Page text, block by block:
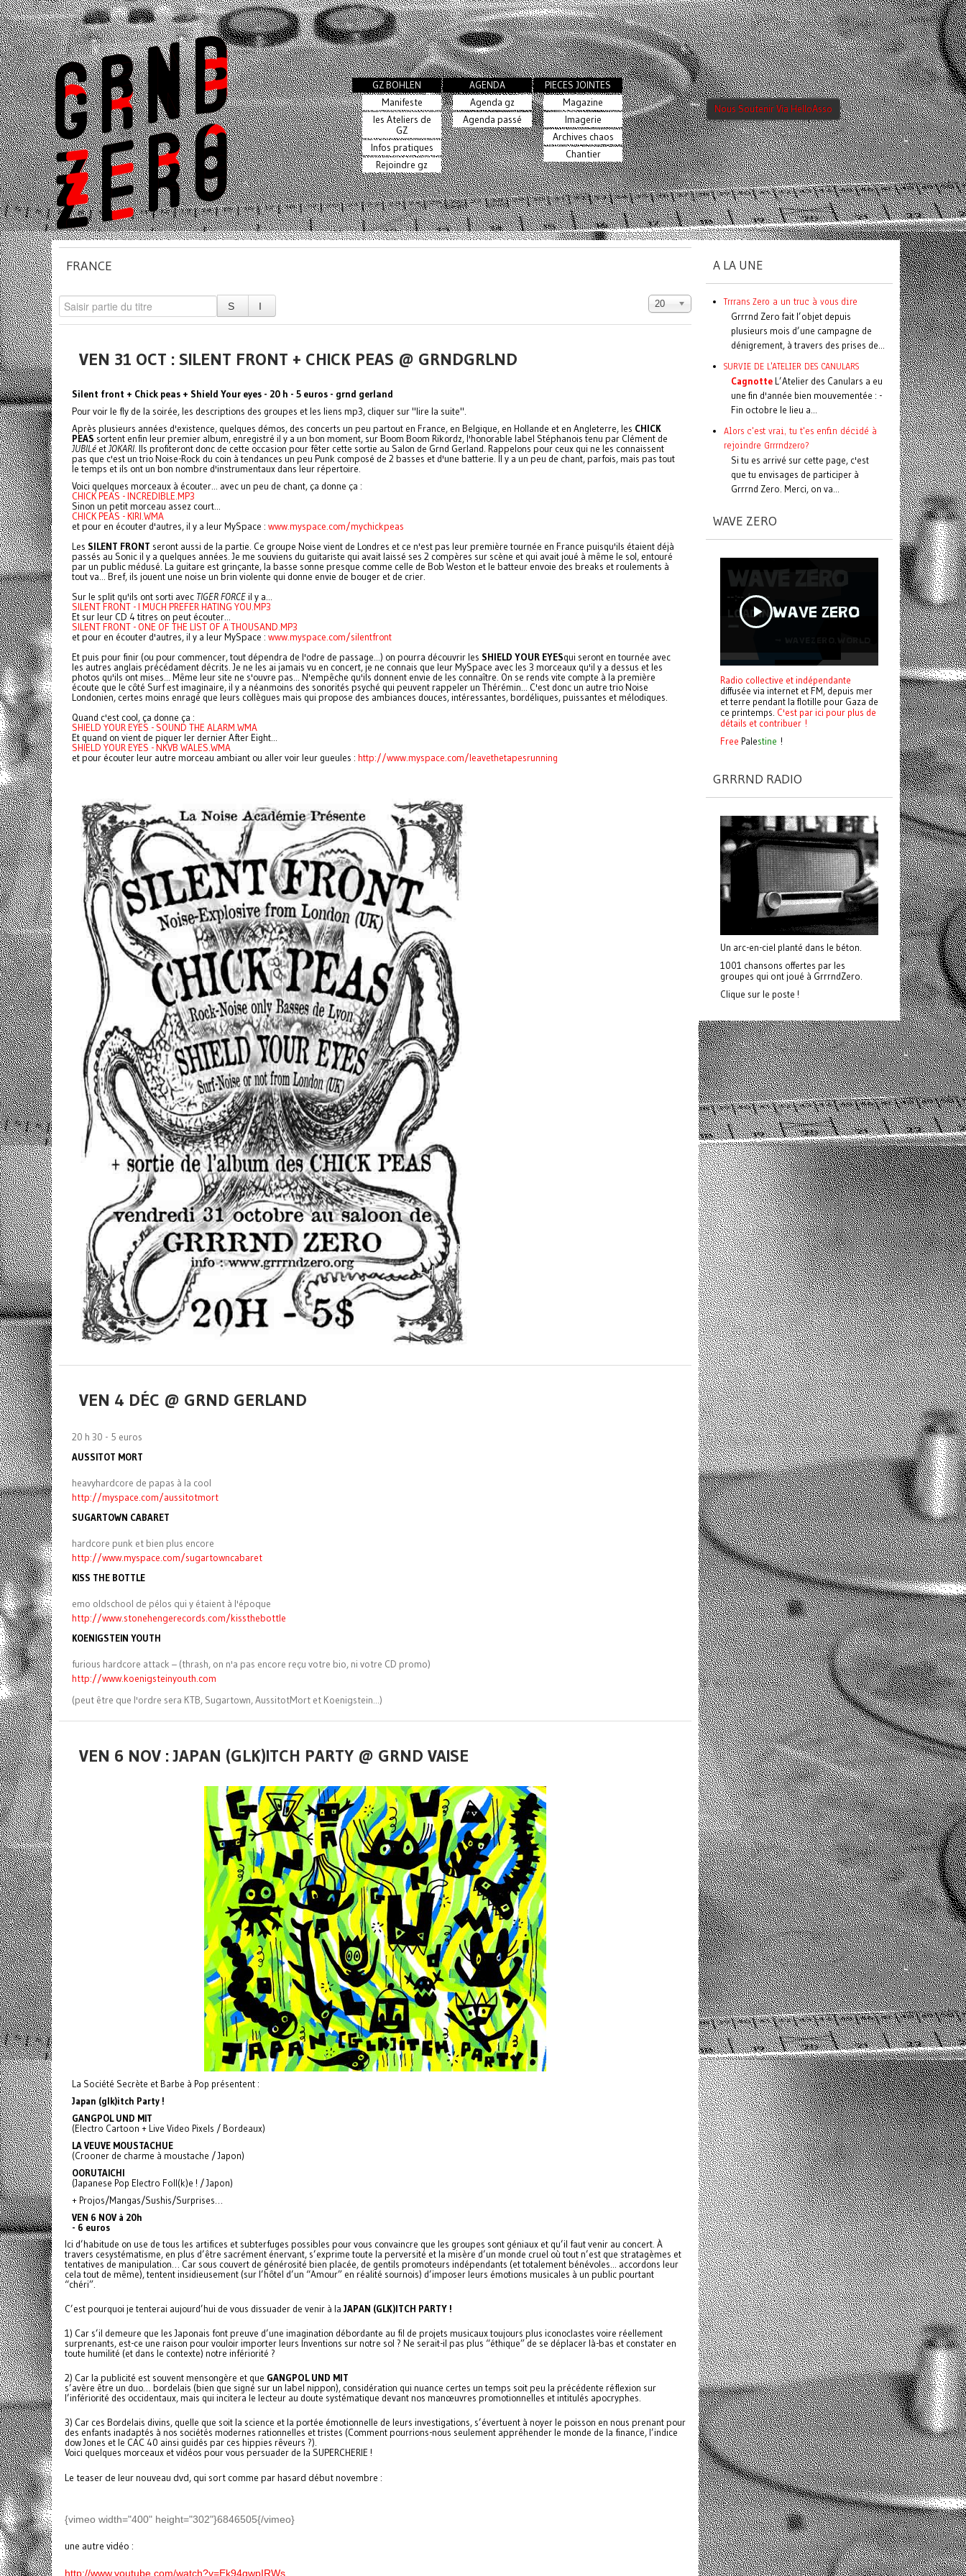
GZ BOHLEN
Manifeste
les Ateliers de
GZ
Infos pratiques
Rejoindre gz
AGENDA
Agenda gz
Agenda passé
PIECES JOINTES
Magazine
Imagerie
Archives chaos
Chantier
Nous Soutenir Via HelloAsso
FRANCE
20
VEN 31 OCT : SILENT FRONT + CHICK PEAS @ GRNDGRLND
Silent front + Chick peas + Shield Your eyes - 20 h - 5 euros - grnd gerland
Pour voir le fly de la soirée, les descriptions des groupes et les liens mp3, cliquer sur "lire la suite".
Après plusieurs années d'existence, quelques démos, des concerts un peu partout en France, en Belgique, en Hollande et en Angleterre, les CHICK
PEAS sortent enfin leur premier album, enregistré il y a un bon moment, sur Boom Boom Rikordz, l'honorable label Stéphanois tenu par Clément de
JUBILé etJOKARI. Ils profiteront donc de cette occasion pour fêter cette sortie au Salon de Grnd Gerland. Rappelons pour ceux qui ne les connaissent
pas que c'est un trio Noise-Rock du coin à tendances un peu Punk composé de 2 basses et d'une batterie. Il y a un peu de chant, parfois, mais pas tout
le temps et ils ont un bon nombre d'instrumentaux dans leur répertoire.
Voici quelques morceaux à écouter... avec un peu de chant, ça donne ça :
CHICK PEAS - INCREDIBLE.MP3
Sinon un petit morceau assez court...
CHICK PEAS - KIRI.WMA
et pour en écouter d'autres, il y a leur MySpace : www.myspace.com/mychickpeas
Les SILENT FRONT seront aussi de la partie. Ce groupe Noise vient de Londres et ce n'est pas leur première tournée en France puisqu'ils étaient déjà
passés au Sonic il y a quelques années. Je me souviens du guitariste qui avait laissé ses 2 compères sur scène et qui avait joué à même le sol, entouré
par un public médusé. La guitare est grinçante, la basse sonne presque comme celle de Bob Weston et le batteur envoie des breaks et roulements à
tout va... Bref, ils jouent une noise un brin violente qui donne envie de bouger et de crier.
Sur le split qu'ils ont sorti avec TIGER FORCEil y a...
SILENT FRONT - I MUCH PREFER HATING YOU.MP3
Et sur leur CD 4 titres on peut écouter...
SILENT FRONT - ONE OF THE LIST OF A THOUSAND.MP3
et pour en écouter d'autres, il y a leur MySpace : www.myspace.com/silentfront
Et puis pour finir (ou pour commencer, tout dépendra de l'odre de passage...) on pourra découvrir les SHIELD YOUR EYESqui seront en tournée avec
les autres anglais précédament décrits. Je ne les ai jamais vu en concert, je ne connais que leur MySpace avec les 3 morceaux qu'il y a dessus et les
photos qu'ils ont mises... Même leur site ne s'ouvre pas... N'empêche qu'ils donnent envie de les connaître. On se rends vite compte à la première
écoute que le côté Surf est imaginaire, il y a néanmoins des sonorités psyché qui peuvent rappeler un Thérémin... C'est donc un autre trio Noise
Londonien, certes moins enragé que leurs collègues mais qui propose des ambiances douces, intéressantes, bordéliques, puissantes et mélodiques.
Quand c'est cool, ça donne ça :
SHIELD YOUR EYES - SOUND THE ALARM.WMA
Et quand on vient de piquer ler dernier After Eight...
SHIELD YOUR EYES - NKVB WALES.WMA
et pour écouter leur autre morceau ambiant ou aller voir leur gueules : http://www.myspace.com/leavethetapesrunning
VEN 4 DÉC @ GRND GERLAND
20 h 30 - 5 euros
AUSSITOT MORT
heavyhardcore de papas à la cool
http://myspace.com/aussitotmort
SUGARTOWN CABARET
hardcore punk et bien plus encore
http://www.myspace.com/sugartowncabaret
KISS THE BOTTLE
emo oldschool de pélos qui y étaient à l'époque
http://www.stonehengerecords.com/kissthebottle
KOENIGSTEIN YOUTH
furious hardcore attack – (thrash, on n'a pas encore reçu votre bio, ni votre CD promo)
http://www.koenigsteinyouth.com
(peut être que l'ordre sera KTB, Sugartown, AussitotMort et Koenigstein...)
VEN 6 NOV : JAPAN (GLK)ITCH PARTY @ GRND VAISE
La Société Secrète et Barbe à Pop présentent :
Japan (glk)itch Party !
GANGPOL UND MIT
(Electro Cartoon + Live Video Pixels / Bordeaux)
LA VEUVE MOUSTACHUE
(Crooner de charme à moustache / Japon)
OORUTAICHI
(Japanese Pop Electro Foll(k)e ! / Japon)
+ Projos/Mangas/Sushis/Surprises…
VEN 6 NOV à 20h
- 6 euros
Ici d’habitude on use de tous les artifices et subterfuges possibles pour vous convaincre que les groupes sont géniaux et qu’il faut venir au concert. À
travers cesystématisme, en plus d’être sacrément énervant, s’exprime toute la perversité et la misère d’un monde cruel où tout n’est que stratagèmes et
tentatives de manipulation… Car sous couvert de générosité bien placée, de gentils promoteurs indépendants (et totalement bénévoles... accordons leur
cela tout de même), tentent insidieusement (sur l’hôtel d’un “Amour” en réalité sournois) d’imposer leurs émotions musicales à un public pourtant
“chéri”.
C’est pourquoi je tenterai aujourd’hui de vous dissuader de venir à la JAPAN (GLK)ITCH PARTY !
1) Car s’il demeure que les Japonais font preuve d’une imagination débordante au fil de projets musicaux toujours plus iconoclastes voire réellement
surprenants, est-ce une raison pour vouloir importer leurs Inventions sur notre sol ? Ne serait-il pas plus “éthique” de se déplacer là-bas et constater en
toute humilité (et dans le contexte) notre infériorité ?
2) Car la publicité est souvent mensongère et que GANGPOL UND MIT
s’avère être un duo… bordelais (bien que signé sur un label nippon), considération qui nuance certes un temps soit peu la précédente réflexion sur
l’infériorité des occidentaux, mais qui incitera le lecteur au doute systématique devant nos manœuvres promotionnelles et intitulés apocryphes.
3) Car ces Bordelais divins, quelle que soit la science et la portée émotionnelle de leurs investigations, s’évertuent à noyer le poisson en nous prenant pour
des enfants inadaptés à nos sociétés modernes rationnelles et tristes (Comment pourrions-nous seulement appréhender le monde de la finance, l’indice
dow Jones et le CAC 40 ainsi guidés par ces hippies rêveurs ?).
Voici quelques morceaux et vidéos pour vous persuader de la SUPERCHERIE !
Le teaser de leur nouveau dvd, qui sort comme par hasard début novembre :
{vimeo width="400" height="302"}6846505{/vimeo}
une autre vidéo :
http://www.youtube.com/watch?v=Ek94gwpIRWs
A LA UNE
Trrrans Zero a un truc à vous dire
Grrrnd Zero fait l’objet depuis
plusieurs mois d’une campagne de
dénigrement, à travers des prises de...
SURVIE DE L'ATELIER DES CANULARS
Cagnotte L’Atelier des Canulars a eu
une fin d'année bien mouvementée : -
Fin octobre le lieu a...
Alors c'est vrai, tu t'es enfin décidé à
rejoindre Grrrndzero?
Si tu es arrivé sur cette page, c'est
que tu envisages de participer à
Grrrnd Zero. Merci, on va...
WAVE ZERO
Radio collective et indépendante
diffusée via internet et FM, depuis mer
et terre pendant la flotille pour Gaza de
ce printemps. C'est par ici pour plus de
détails et contribuer !
Free Palestine !
GRRRND RADIO
Un arc-en-ciel planté dans le béton.
1001 chansons offertes par les
groupes qui ont joué à GrrrndZero.
Clique sur le poste !